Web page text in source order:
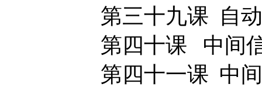
第三十九课 自动
第四十课 中间
第四十一课 中间